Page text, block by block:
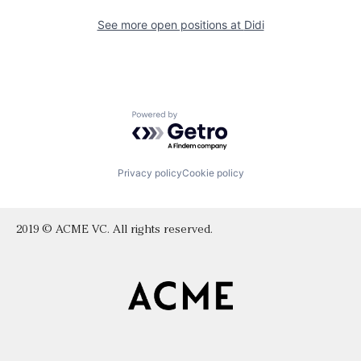
See more open positions at Didi
Powered by Getro.com
Privacy policyCookie policy
2019 © ACME VC. All rights reserved.